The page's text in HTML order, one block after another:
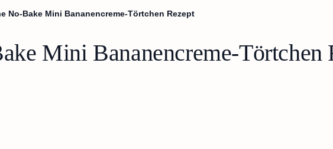
No-Bake Mini Bananencreme-Törtchen Rezept
Mini Bananencreme-Törtchen